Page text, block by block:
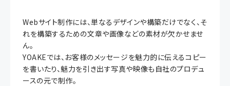
Webサイト制作には、単なるデザインや構築だけでなく、そ
れを構築するための文章や画像などの素材が欠かせませ
ん。
YOAKEでは、お客様のメッセージを魅力的に伝えるコピー
を書いたり、魅力を引き出す写真や映像も自社のプロデュ
ースの元で制作。